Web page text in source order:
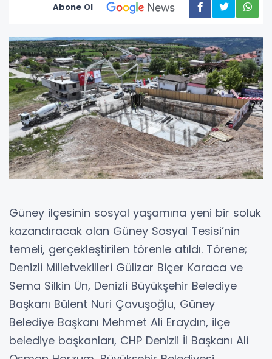
Abone Ol
Güney ilçesinin sosyal yaşamına yeni bir soluk
kazandıracak olan Güney Sosyal Tesisi’nin
temeli, gerçekleştirilen törenle atıldı. Törene;
Denizli Milletvekilleri Gülizar Biçer Karaca ve
Sema Silkin Ün, Denizli Büyükşehir Belediye
Başkanı Bülent Nuri Çavuşoğlu, Güney
Belediye Başkanı Mehmet Ali Eraydın, ilçe
belediye başkanları, CHP Denizli İl Başkanı Ali